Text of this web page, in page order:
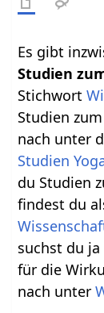
Es gibt
Studien
Stichwort
Studien zum
nach unter
Studien
du Studien
findest du
suchst du
für die
nach unter